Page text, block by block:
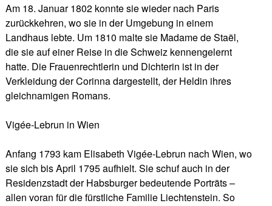
Am 18. Januar 1802 konnte sie wieder nach Paris
zurückkehren, wo sie in der Umgebung in einem
Landhaus lebte. Um 1810 malte sie Madame de Staël,
die sie auf einer Reise in die Schweiz kennengelernt
hatte. Die Frauenrechtlerin und Dichterin ist in der
Verkleidung der Corinna dargestellt, der Heldin ihres
gleichnamigen Romans.
Vigée-Lebrun in Wien
Anfang 1793 kam Elisabeth Vigée-Lebrun nach Wien, wo
sie sich bis April 1795 aufhielt. Sie schuf auch in der
Residenzstadt der Habsburger bedeutende Porträts –
allen voran für die fürstliche Familie Liechtenstein. So